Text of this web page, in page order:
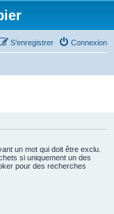
Connexion
S’enregistrer
un mot qui doit être exclu.
si uniquement un des
pour des recherches